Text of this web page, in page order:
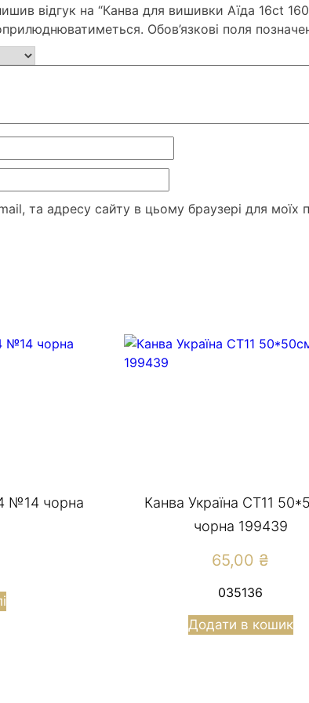
відгук на “Канва для вишивки Аїда 16ct
Обов’язкові поля
та адресу сайту в цьому браузері для моїх
№14 чорна
Канва Україна СТ11
чорна 199439
65,00 ₴
035136
Додати в кошик